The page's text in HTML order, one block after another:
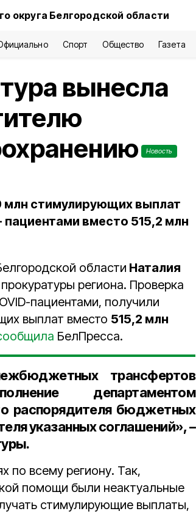
округа Белгородской области
Спорт Общество Газета
вынесла
Новость
млн стимулирующих выплат
пациентами вместо 515,2 млн
области Наталия
региона. Проверка
пациентами, получили
выплат вместо 515,2 млн
БелПресса.
трансфертов
департаментом
распорядителя бюджетных
указанных соглашений», –
по всему региону. Так,
помощи были неактуальные
стимулирующие выплаты,